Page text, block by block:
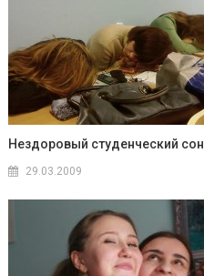
Нездоровый студенческий сон
29.03.2009